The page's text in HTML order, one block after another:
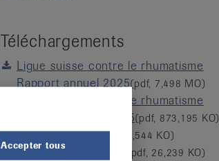
Téléchargements
Ligue suisse contre le rhumatisme
Rapport annuel 2025(pdf, 7,498 MO)
Ligue suisse contre le rhumatisme
Jahresrechnung 2025(pdf, 873,195 KO)
Fil Conducteur(pdf, 24,544 KO)
Politique Associative (pdf, 26,239 KO)
Accepter tous